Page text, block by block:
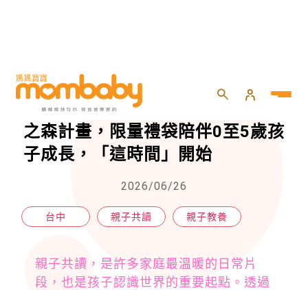
HOME 親子 親子教養
親子共讀扎根十年！台中市推閱讀
之森計畫，限量禮袋陪伴0至5歲孩
子成長，「這時間」開始
2026/06/26
台中 親子共讀 親子教養
親子共讀，是許多家庭最溫暖的日常片
段，也是孩子認識世界的重要起點。透過